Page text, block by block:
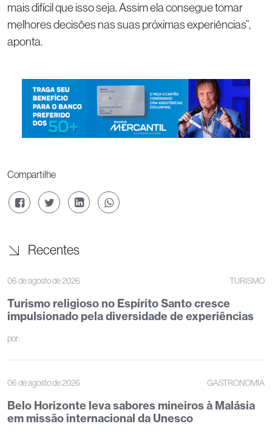
mais difícil que isso seja. Assim ela consegue tomar
melhores decisões nas suas próximas experiências”,
aponta.
Compartilhe
Recentes
06 de agosto de 2026 TURISMO
Turismo religioso no Espírito Santo cresce
impulsionado pela diversidade de experiências
por:
06 de agosto de 2026 GASTRONOMIA
Belo Horizonte leva sabores mineiros à Malásia
em missão internacional da Unesco